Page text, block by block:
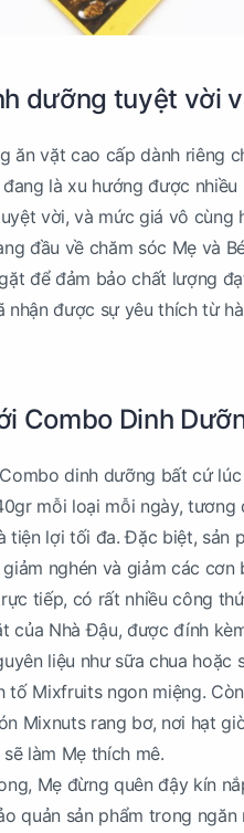
dưỡng tuyệt vời
ăn vặt cao cấp dành riêng
là xu hướng được
vời, và mức giá vô cùng
đầu về chăm sóc Mẹ và
để đảm bảo chất lượng
nhận được sự yêu thích từ
Combo Dinh
dinh dưỡng bất cứ
mỗi loại mỗi ngày,
tiện lợi tối đa. Đặc biệt, sản
nghén và giảm các cơn
tiếp, có rất nhiều công
của Nhà Đậu, được đính
liệu như sữa chua hoặc
tố Mixfruits ngon miệng.
Mixnuts rang bơ, nơi hạt
làm Mẹ thích mê.
Mẹ đừng quên đậy kín
quản sản phẩm trong